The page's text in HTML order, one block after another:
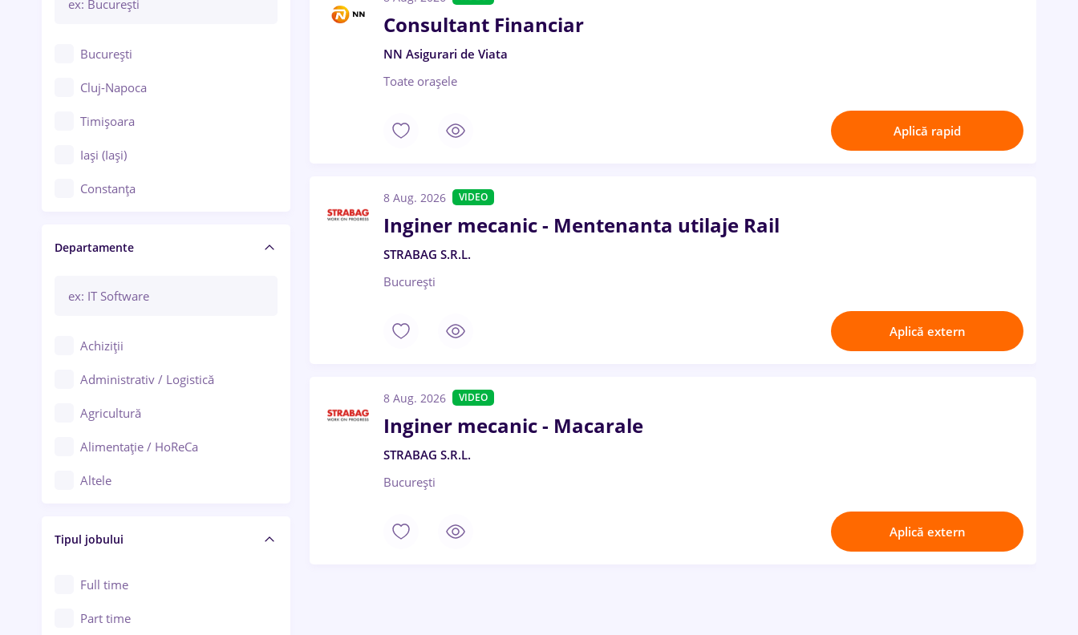
București
Cluj-Napoca
Timișoara
Iași (Iași)
Constanța
Brașov
Bacău
Galați (Galați)
Ploiești
Arad
Baia Mare
Departamente
Achiziții
Administrativ / Logistică
Agricultură
Alimentație / HoReCa
Altele
Asigurări
Au pair / Babysitter / Curățenie
Audit / Consultanță
Tipul jobului
Full time
Part time
Consultant Financiar
NN Asigurari de Viata
Toate oraşele
Aplică rapid
8 Aug. 2026 VIDEO
Inginer mecanic - Mentenanta utilaje Rail
STRABAG S.R.L.
București
Aplică extern
8 Aug. 2026 VIDEO
Inginer mecanic - Macarale
STRABAG S.R.L.
București
Aplică extern